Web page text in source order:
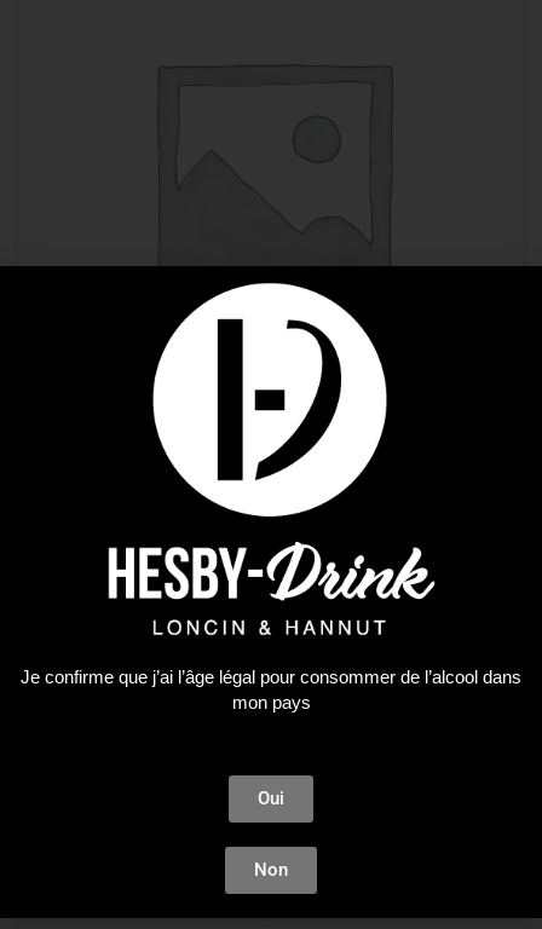
Premium Spirit
12DAYS WHISKIES CHRISTMAS 12X3CL
58,08€
LIRE LA SUITE
Premium Spirit
ANCNOC 12Y HIGHLAND SINGLE MAL
Je confirme que j’ai l’âge légal pour consommer de l’alcool dans
mon pays
Oui
Non